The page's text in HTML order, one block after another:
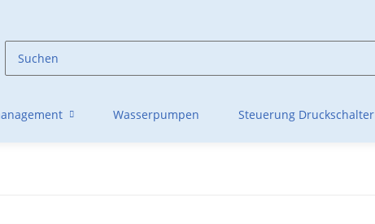
Wasserpumpen Steuerung Druckschalter